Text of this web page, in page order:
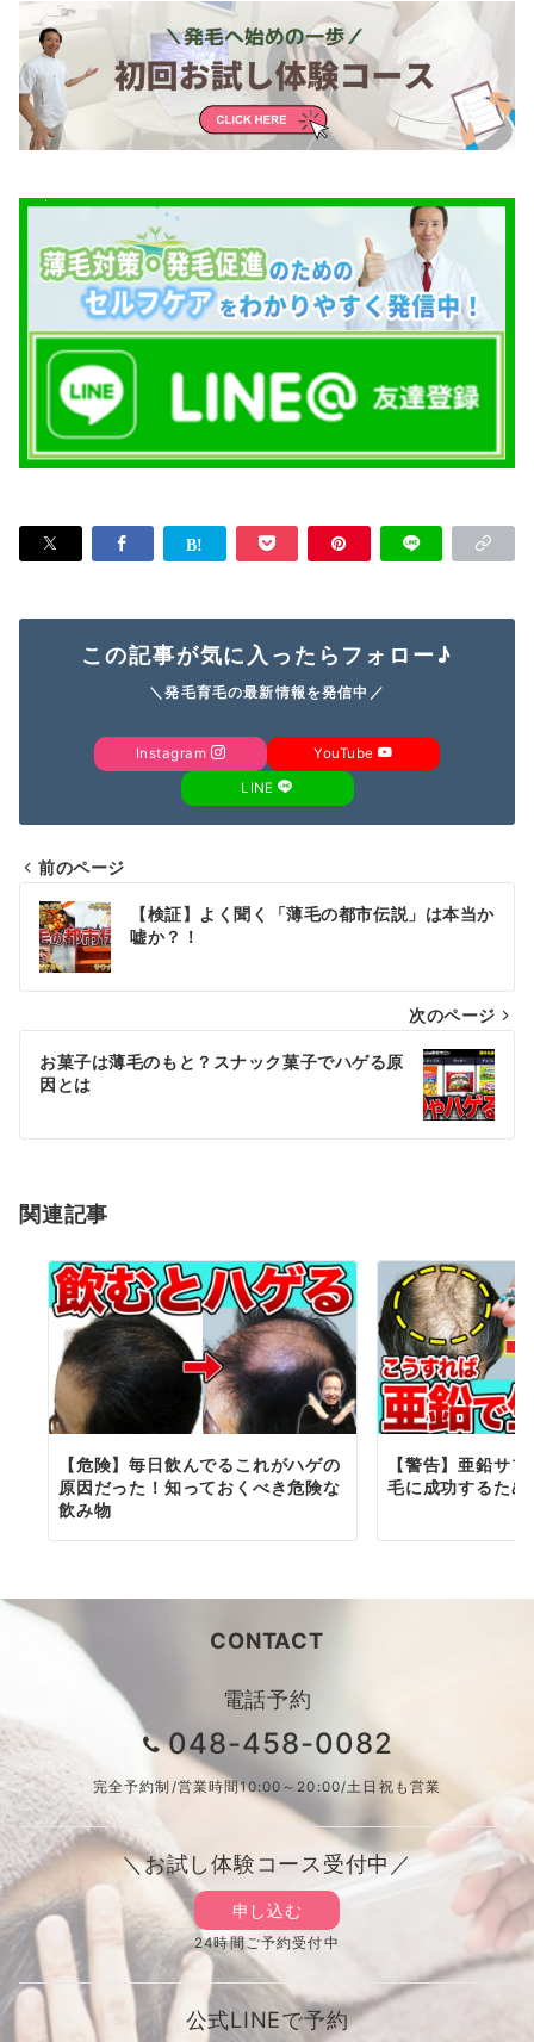
この記事が気に入ったらフォロー♪
＼発毛育毛の最新情報を発信中／
Instagram YouTube
LINE
投
稿
ナ
ビ
ゲ
ー
シ
ン
前のページ
【検証】よく聞く「薄毛の都市伝説」は本当か
嘘か？！
次のページ
お菓子は薄毛のもと？スナック菓子でハゲる原
因とは
関連記事
【危険】毎日飲んでるこれがハゲの
原因だった！知っておくべき危険な
飲み物
【警告】亜鉛サ
毛に成功するた
CONTACT
電話予約
048-458-0082
完全予約制/営業時間10:00～20:00/土日祝も営業
＼お試し体験コース受付中／
申し込む
24時間ご予約受付中
公式LINEで予約